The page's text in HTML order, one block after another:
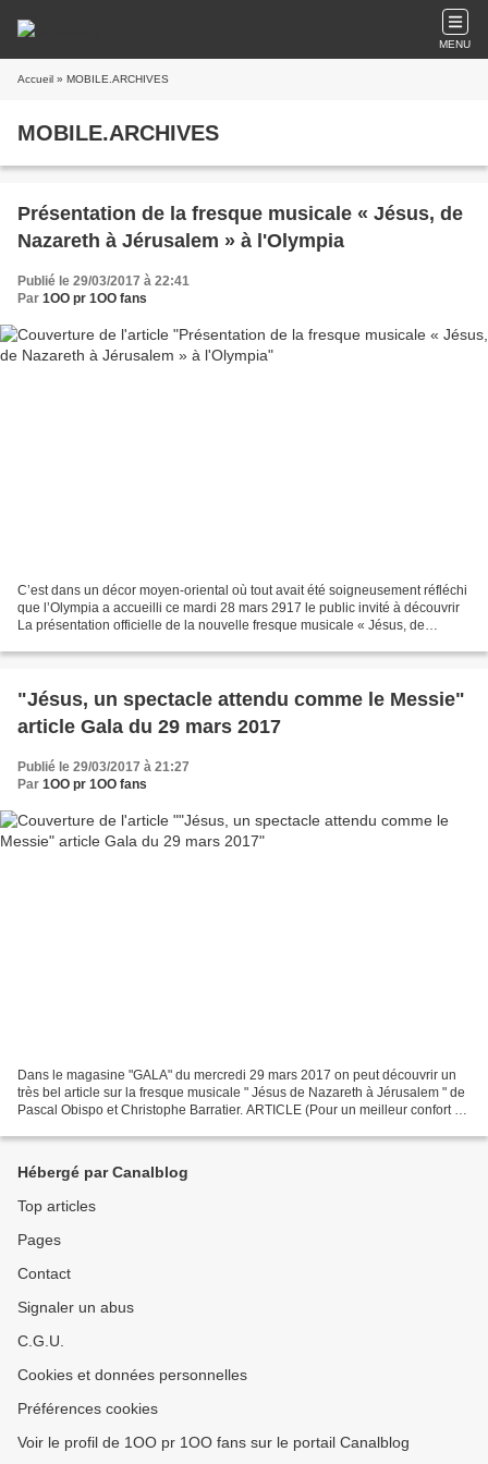
MENU
Accueil » MOBILE.ARCHIVES
MOBILE.ARCHIVES
Présentation de la fresque musicale « Jésus, de
Nazareth à Jérusalem » à l'Olympia
Publié le 29/03/2017 à 22:41
Par 1OO pr 1OO fans
C’est dans un décor moyen-oriental où tout avait été soigneusement réfléchi
que l’Olympia a accueilli ce mardi 28 mars 2917 le public invité à découvrir
La présentation officielle de la nouvelle fresque musicale « Jésus, de
"Jésus, un spectacle attendu comme le Messie"
article Gala du 29 mars 2017
Publié le 29/03/2017 à 21:27
Par 1OO pr 1OO fans
Dans le magasine "GALA" du mercredi 29 mars 2017 on peut découvrir un
très bel article sur la fresque musicale " Jésus de Nazareth à Jérusalem " de
Pascal Obispo et Christophe Barratier. ARTICLE (Pour un meilleur confort de
Hébergé par Canalblog
Top articles
Pages
Contact
Signaler un abus
C.G.U.
Cookies et données personnelles
Préférences cookies
Voir le profil de 1OO pr 1OO fans sur le portail Canalblog